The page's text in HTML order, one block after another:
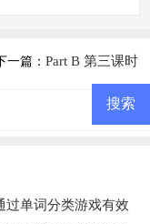
一篇： Part B 第三课时
过单词分类游戏有效